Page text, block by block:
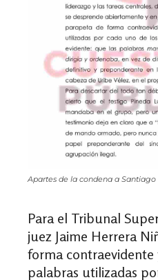
Apartes de la condena a Santiago
Para el Tribunal
juez Jaime Herrera
forma contraevidente
palabras utilizadas